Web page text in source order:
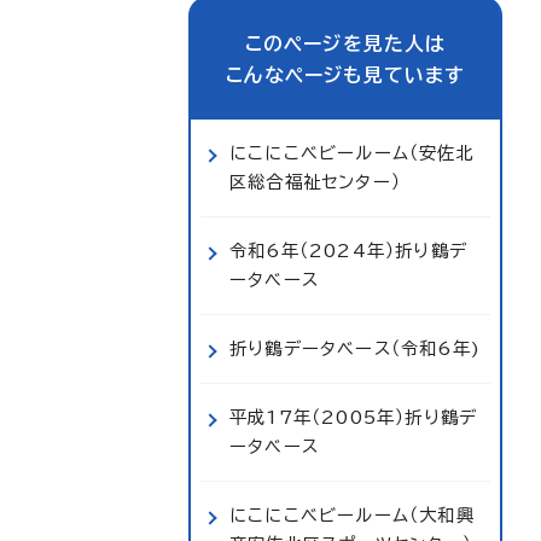
このページを見た人は
こんなページも見ています
にこにこベビールーム（安佐北
区総合福祉センター）
令和6年（2024年）折り鶴デ
ータベース
折り鶴データベース（令和6年)
平成17年（2005年）折り鶴デ
ータベース
にこにこベビールーム（大和興